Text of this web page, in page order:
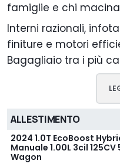
famiglie e chi
Interni razionali,
finiture e motori
Bagagliaio tra i più
ALLESTIMENTO
2024 1.0T EcoBoost
Manuale 1.00L 3cil
Wagon